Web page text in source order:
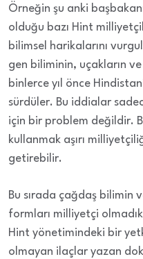
Örneğin şu anki
olduğu bazı Hint
bilimsel harikalarını
gen biliminin, uçakların
binlerce yıl önce
sürdüler. Bu iddialar
için bir problem değildir.
kullanmak aşırı
getirebilir.
Bu sırada çağdaş bilimin
formları milliyetçi
Hint yönetimindeki bir
olmayan ilaçlar yazan